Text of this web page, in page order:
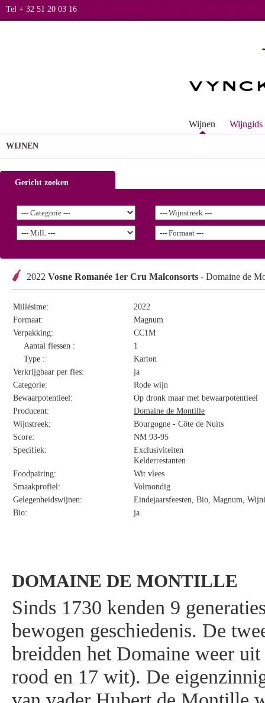
Tel + 32 51 20 03 16
Wijnen Wijngids
WIJNEN
Gericht zoeken
2022 Vosne Romanée 1er Cru Malconsorts - Domaine de
Millésime:
2022
Formaat:
Magnum
Verpakking:
CC1M
Aantal flessen :
1
Type :
Karton
Verkrijgbaar per fles:
ja
Categorie:
Rode wijn
Bewaarpotentieel:
Op dronk maar met bewaarpotentieel
Producent:
Domaine de Montille
Wijnstreek:
Bourgogne - Côte de Nuits
Score:
NM 93-95
Specifiek:
Exclusiviteiten
Kelderrestanten
Foodpairing:
Wit vlees
Smaakprofiel:
Volmondig
Gelegenheidswijnen:
Eindejaarsfeesten, Bio, Magnum,
Bio:
ja
DOMAINE DE MONTILLE
Sinds 1730 kenden 9
bewogen geschiedenis. De
breidden het Domaine weer
rood en 17 wit). De